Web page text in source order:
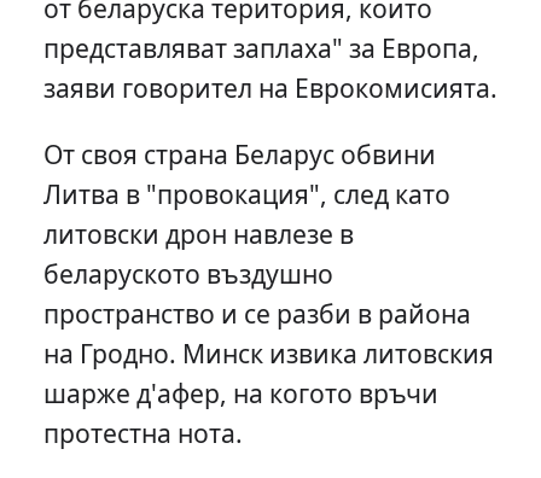
от беларуска територия, които
представляват заплаха" за Европа,
заяви говорител на Еврокомисията.
От своя страна Беларус обвини
Литва в "провокация", след като
литовски дрон навлезе в
беларуското въздушно
пространство и се разби в района
на Гродно. Минск извика литовския
шарже д'афер, на когото връчи
протестна нота.